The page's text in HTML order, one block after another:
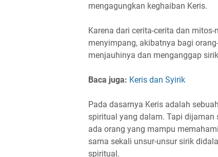
mengagungkan keghaiban Keris.
Karena dari cerita-cerita dan
menyimpang, akibatnya bagi
menjauhinya dan menganggap
Baca juga: Keris dan Syirik
Pada dasarnya Keris adalah
spiritual yang dalam. Tapi
ada orang yang mampu
sama sekali unsur-unsur sirik
spiritual.